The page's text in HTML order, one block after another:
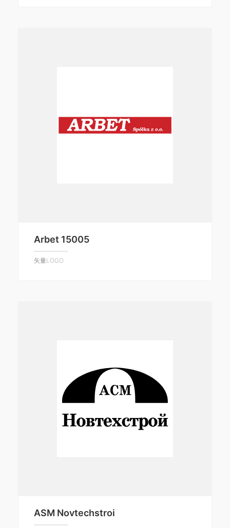
Arbet 15005
矢量LOGO
ASM Novtechstroi